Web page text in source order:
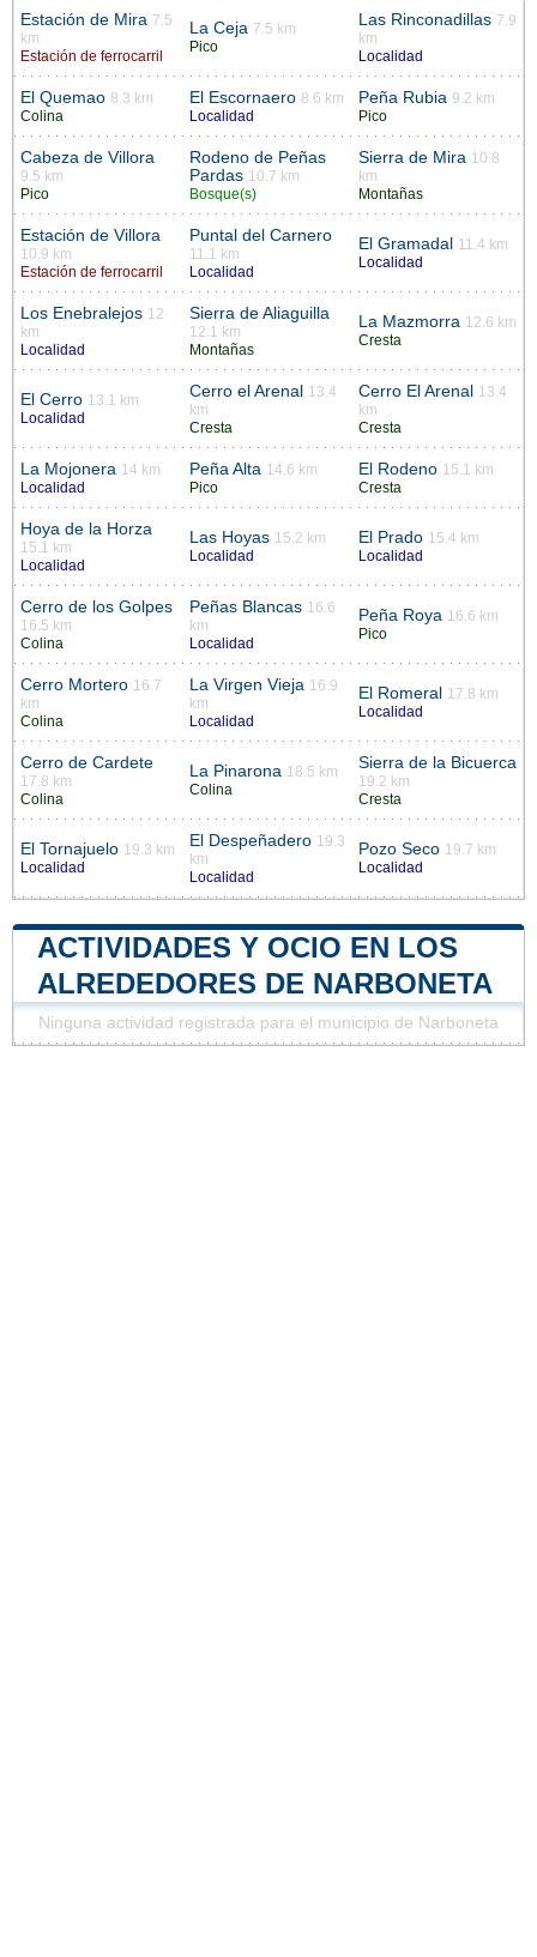
Estación de Mira 7.5
km
Estación de ferrocarril
La Ceja 7.5 km
Pico
Las Rinconadillas 7.9
km
Localidad
El Quemao 8.3 km
Colina
El Escornaero 8.6 km
Localidad
Peña Rubia 9.2 km
Pico
Cabeza de Villora
9.5 km
Pico
Rodeno de Peñas
Pardas 10.7 km
Bosque(s)
Sierra de Mira 10.8
km
Montañas
Estación de Villora
10.9 km
Estación de ferrocarril
Puntal del Carnero
11.1 km
Localidad
El Gramadal
11.4 km
Localidad
Los Enebralejos 12
km
Localidad
Sierra de Aliaguilla
12.1 km
Montañas
La Mazmorra 12.6 km
Cresta
El Cerro 13.1 km
Localidad
Cerro el Arenal
13.4
km
Cresta
Cerro El Arenal
13.4
km
Cresta
La Mojonera 14 km
Localidad
Peña Alta 14.6 km
Pico
El Rodeno 15.1 km
Cresta
Hoya de la Horza
15.1 km
Localidad
Las Hoyas 15.2 km
Localidad
El Prado 15.4 km
Localidad
Cerro de los Golpes
16.5 km
Colina
Peñas Blancas 16.6
km
Localidad
Peña Roya 16.6 km
Pico
Cerro Mortero 16.7
km
Colina
La Virgen Vieja 16.9
km
Localidad
El Romeral
17.8 km
Localidad
Cerro de Cardete
17.8 km
Colina
La Pinarona 18.5 km
Colina
Sierra de la Bicuerca
19.2 km
Cresta
El Tornajuelo 19.3 km
Localidad
El Despeñadero 19.3
km
Localidad
Pozo Seco 19.7 km
Localidad
ACTIVIDADES Y OCIO EN LOS
ALREDEDORES DE NARBONETA
Ninguna actividad registrada para el municipio de Narboneta